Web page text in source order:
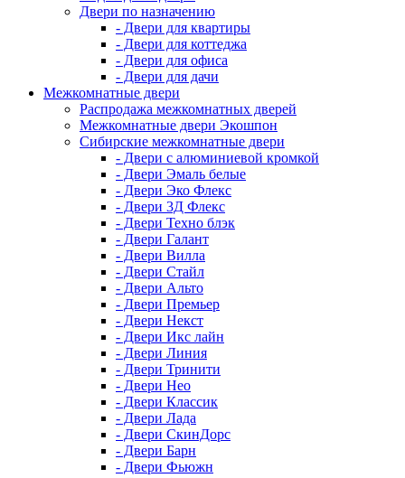
Двери по назначению
- Двери для квартиры
- Двери для коттеджа
- Двери для офиса
- Двери для дачи
Межкомнатные двери
Распродажа межкомнатных дверей
Межкомнатные двери Экошпон
Сибирские межкомнатные двери
- Двери с алюминиевой кромкой
- Двери Эмаль белые
- Двери Эко Флекс
- Двери 3Д Флекс
- Двери Техно блэк
- Двери Галант
- Двери Вилла
- Двери Стайл
- Двери Альто
- Двери Премьер
- Двери Некст
- Двери Икс лайн
- Двери Линия
- Двери Тринити
- Двери Нео
- Двери Классик
- Двери Лада
- Двери СкинДорс
- Двери Барн
- Двери Фьюжн